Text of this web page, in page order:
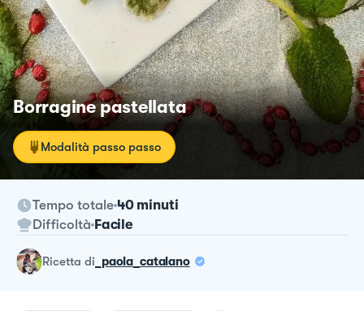
Borragine pastellata
Modalità passo passo
Tempo totale 40 minuti
Difficoltà Facile
ricetta di _paola_catalano